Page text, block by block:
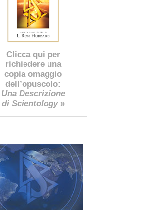
Clicca qui per
richiedere una
copia omaggio
dell’opuscolo:
Una Descrizione
di Scientology»